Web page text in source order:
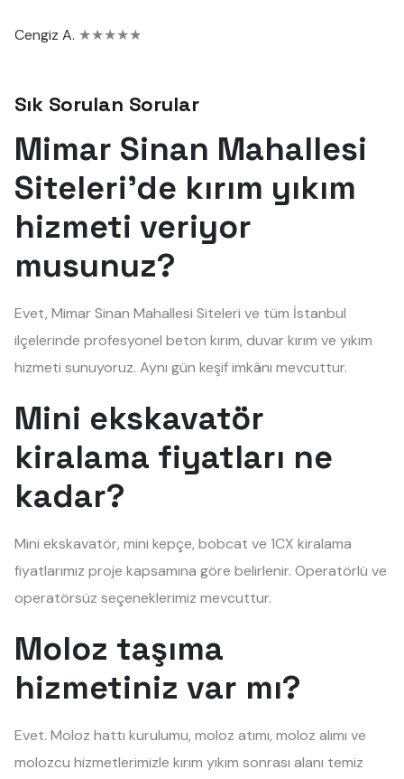
Cengiz A. ★★★★★
Sık Sorulan Sorular
Mimar Sinan Mahallesi
Siteleri'de kırım yıkım
hizmeti veriyor
musunuz?
Evet, Mimar Sinan Mahallesi Siteleri ve tüm İstanbul
ilçelerinde profesyonel beton kırım, duvar kırım ve yıkım
hizmeti sunuyoruz. Aynı gün keşif imkânı mevcuttur.
Mini ekskavatör
kiralama fiyatları ne
kadar?
Mini ekskavatör, mini kepçe, bobcat ve 1CX kiralama
fiyatlarımız proje kapsamına göre belirlenir. Operatörlü ve
operatörsüz seçeneklerimiz mevcuttur.
Moloz taşıma
hizmetiniz var mı?
Evet. Moloz hattı kurulumu, moloz atımı, moloz alımı ve
molozcu hizmetlerimizle kırım yıkım sonrası alanı temiz